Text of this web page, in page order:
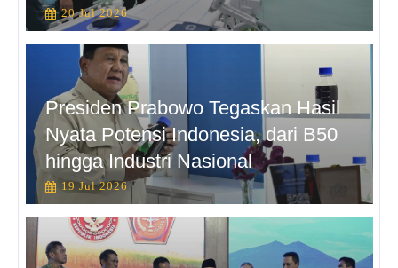
20 Jul 2026
Presiden Prabowo Tegaskan Hasil
Nyata Potensi Indonesia, dari B50
hingga Industri Nasional
19 Jul 2026